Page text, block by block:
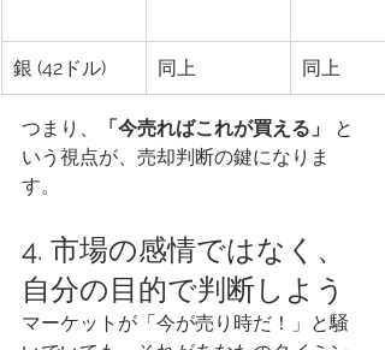
銀 (42ドル) 同上 同上
つまり、 「今売ればこれが買える」
と
いう視点が、売却判断の鍵になりま
す。
4. 市場の感情ではなく、
自分の目的で判断しよう
マーケットが「今が売り時だ！」と騒